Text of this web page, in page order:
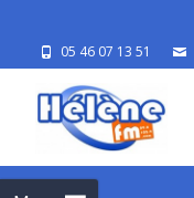
05 46 07 13 51